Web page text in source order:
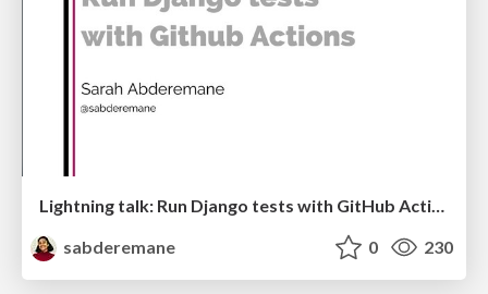
Lightning talk: Run Django tests with GitHub Actions
sabderemane
0 230